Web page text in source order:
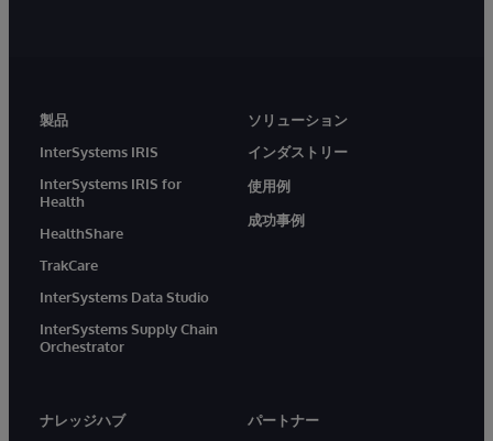
製品
InterSystems IRIS
InterSystems IRIS for
Health
HealthShare
TrakCare
InterSystems Data Studio
InterSystems Supply Chain
Orchestrator
ソリューション
インダストリー
使用例
成功事例
ナレッジハブ
パートナー